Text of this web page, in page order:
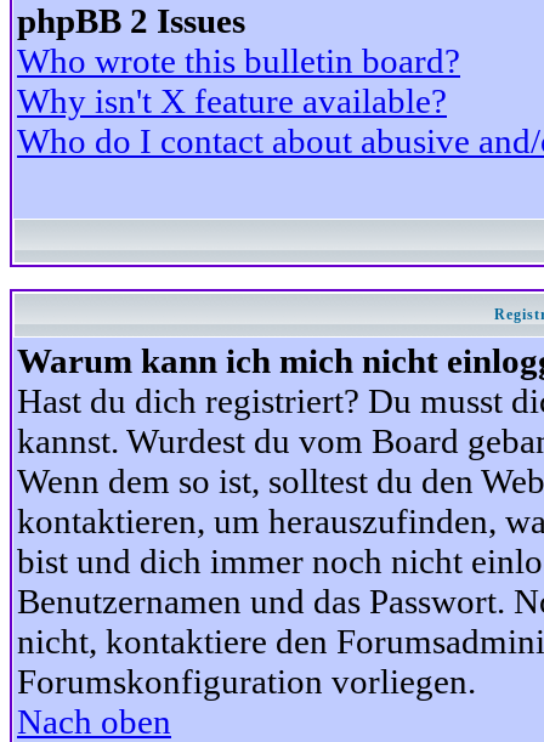
phpBB 2 Issues
Who wrote this bulletin board?
Why isn't X feature available?
Who do I contact about abusive
Warum kann ich mich nicht
Hast du dich registriert? Du musst
kannst. Wurdest du vom Board
Wenn dem so ist, solltest du den
kontaktieren, um herauszufinden,
bist und dich immer noch nicht
Benutzernamen und das Passwort.
nicht, kontaktiere den
Forumskonfiguration vorliegen.
Nach oben